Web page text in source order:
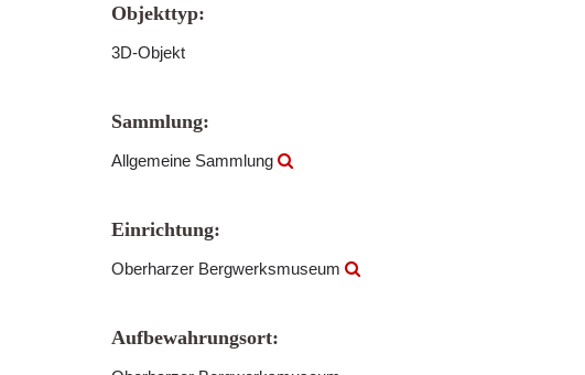
Objekttyp:
3D-Objekt
Sammlung:
Allgemeine Sammlung
Einrichtung:
Oberharzer Bergwerksmuseum
Aufbewahrungsort: